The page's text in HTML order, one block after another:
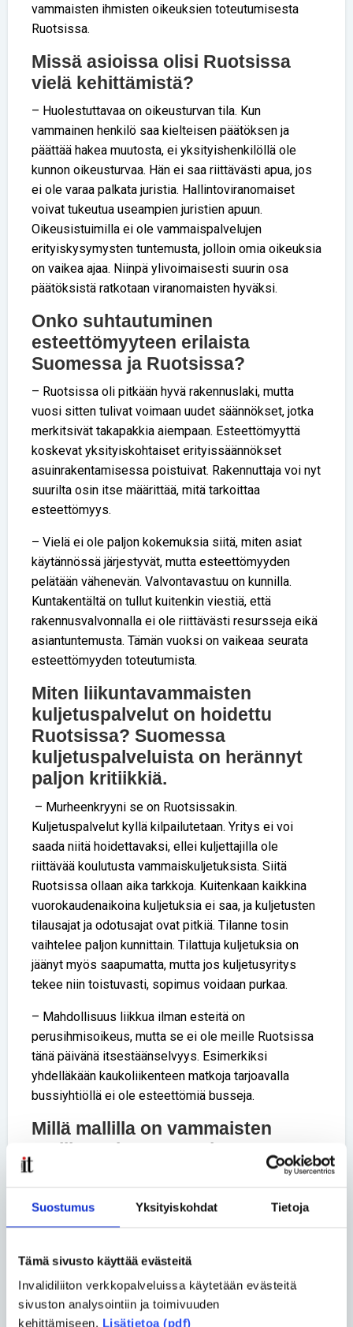
Suostumus Yksityiskohdat Tietoja
Tämä sivusto käyttää evästeitä
Invalidiliiton verkkopalveluissa käytetään evästeitä
sivuston analysointiin ja toimivuuden
kehittämiseen. Lisätietoa (pdf)
vammaisten ihmisten oikeuksien toteutumisesta
Ruotsissa.
Missä asioissa olisi Ruotsissa
vielä kehittämistä?
– Huolestuttavaa on oikeusturvan tila. Kun
vammainen henkilö saa kielteisen päätöksen ja
päättää hakea muutosta, ei yksityishenkilöllä ole
kunnon oikeusturvaa. Hän ei saa riittävästi apua, jos
ei ole varaa palkata juristia. Hallintoviranomaiset
voivat tukeutua useampien juristien apuun.
Oikeusistuimilla ei ole vammaispalvelujen
erityiskysymysten tuntemusta, jolloin omia oikeuksia
on vaikea ajaa. Niinpä ylivoimaisesti suurin osa
päätöksistä ratkotaan viranomaisten hyväksi.
Onko suhtautuminen
esteettömyyteen erilaista
Suomessa ja Ruotsissa?
– Ruotsissa oli pitkään hyvä rakennuslaki, mutta
vuosi sitten tulivat voimaan uudet säännökset, jotka
merkitsivät takapakkia aiempaan. Esteettömyyttä
koskevat yksityiskohtaiset erityissäännökset
asuinrakentamisessa poistuivat. Rakennuttaja voi nyt
suurilta osin itse määrittää, mitä tarkoittaa
esteettömyys.
– Vielä ei ole paljon kokemuksia siitä, miten asiat
käytännössä järjestyvät, mutta esteettömyyden
pelätään vähenevän. Valvontavastuu on kunnilla.
Kuntakentältä on tullut kuitenkin viestiä, että
rakennusvalvonnalla ei ole riittävästi resursseja eikä
asiantuntemusta. Tämän vuoksi on vaikeaa seurata
esteettömyyden toteutumista.
Miten liikuntavammaisten
kuljetuspalvelut on hoidettu
Ruotsissa? Suomessa
kuljetuspalveluista on herännyt
paljon kritiikkiä.
– Murheenkryyni se on Ruotsissakin.
Kuljetuspalvelut kyllä kilpailutetaan. Yritys ei voi
saada niitä hoidettavaksi, ellei kuljettajilla ole
riittävää koulutusta vammaiskuljetuksista. Siitä
Ruotsissa ollaan aika tarkkoja. Kuitenkaan kaikkina
vuorokaudenaikoina kuljetuksia ei saa, ja kuljetusten
tilausajat ja odotusajat ovat pitkiä. Tilanne tosin
vaihtelee paljon kunnittain. Tilattuja kuljetuksia on
jäänyt myös saapumatta, mutta jos kuljetusyritys
tekee niin toistuvasti, sopimus voidaan purkaa.
– Mahdollisuus liikkua ilman esteitä on
perusihmisoikeus, mutta se ei ole meille Ruotsissa
tänä päivänä itsestäänselvyys. Esimerkiksi
yhdelläkään kaukoliikenteen matkoja tarjoavalla
bussiyhtiöllä ei ole esteettömiä busseja.
Millä mallilla on vammaisten
työllistyminen Ruotsissa?
– Se on toinen murheenkryyni. Asiassa on muun
työvoimaviranomaisilta kestää usein jopa vuoden
potentiaaliselle työnantajalle jonkin tyyppistä
jollekulle muulle, kun työnantaja ei voi odottaa
päätöstä niin pitkään.